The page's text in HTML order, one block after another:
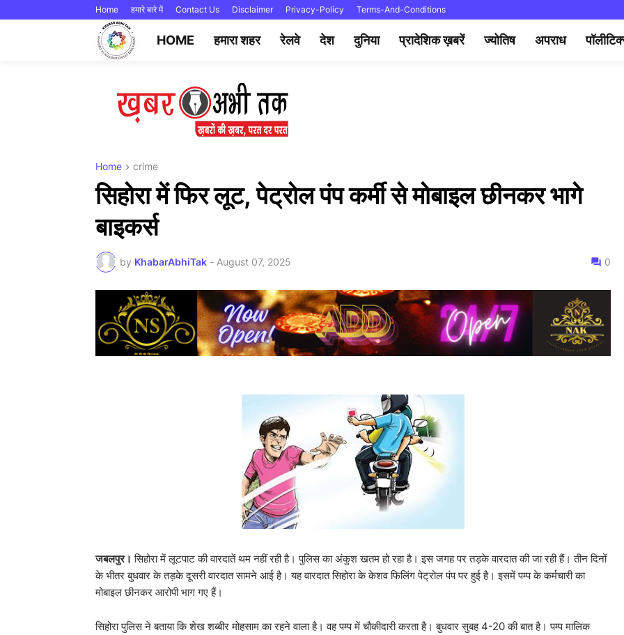
Home हमारे बारे में Contact Us Disclaimer Privacy-Policy Terms-And-Conditions
HOME हमारा शहर रेलवे देश दुनिया प्रादेशिक ख़बरें ज्योतिष अपराध
Home crime
सिहोरा में फिर लूट, पेट्रोल पंप कर्मी से मोबाइल छीनकर भागे
बाइकर्स
by KhabarAbhiTak - August 07, 2025 0
जबलपुर। सिहोरा में लूटपाट की वारदातें थम नहीं रही है। पुलिस का अंकुश खतम हो रहा है। इस जगह पर तड़के वारदात की जा रही हैं। तीन दिनों
के भीतर बुधवार के तड़के दूसरी वारदात सामने आई है। यह वारदात सिहोरा के केशव फिलिंग पेट्रोल पंप पर हुई है। इसमें पम्प के कर्मचारी का
मोबाइल छीनकर आरोपी भाग गए हैं।
सिहोरा पुलिस ने बताया कि शेख शब्बीर मोहसाम का रहने वाला है। वह पम्प में चौकीदारी करता है। बुधवार सुबह 4-20 की बात है। पम्प मालिक